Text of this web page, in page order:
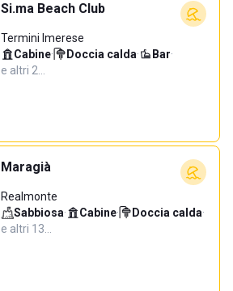
Si.ma Beach Club
Termini Imerese
Cabine· Doccia calda· Bar·
e altri 2…
Maragià
Realmonte
Sabbiosa· Cabine· Doccia calda·
e altri 13…